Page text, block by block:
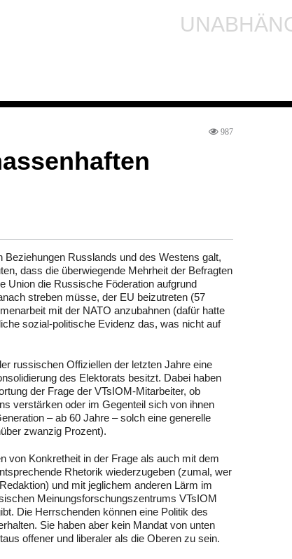
987
Russlands und des Westens galt,
dass die überwiegende Mehrheit der Befragten
Union die Russische Föderation aufgrund
streben müsse, der EU beizutreten (57
mit der NATO anzubahnen (dafür hatte
sozial-politische Evidenz das, was nicht auf
russischen Offiziellen der letzten Jahre eine
des Elektorats besitzt. Dabei haben
der Frage der VTsIOM-Mitarbeiter, ob
verstärken oder im Gegenteil sich von ihnen
– ab 60 Jahre – solch eine generelle
zwanzig Prozent).
von Konkretheit in der Frage als auch mit dem
Rhetorik wiederzugeben (zumal, wer
und mit jeglichem anderen Lärm im
Meinungsforschungszentrums VTsIOM
Die Herrschenden können eine Politik des
Sie haben aber kein Mandat von unten
offener und liberaler als die Oberen zu sein.